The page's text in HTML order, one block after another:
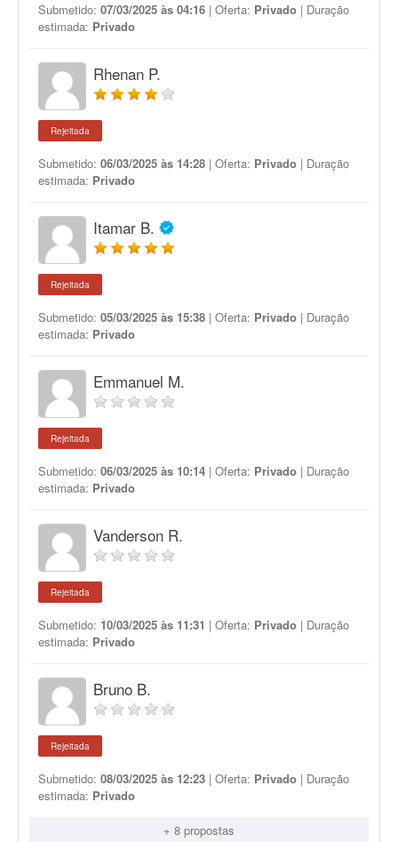
Submetido: 07/03/2025 às 04:16 | Oferta: Privado | Duração
estimada: Privado
Rhenan P.
Rejeitada
Submetido: 06/03/2025 às 14:28 | Oferta: Privado | Duração
estimada: Privado
Itamar B.
Rejeitada
Submetido: 05/03/2025 às 15:38 | Oferta: Privado | Duração
estimada: Privado
Emmanuel M.
Rejeitada
Submetido: 06/03/2025 às 10:14 | Oferta: Privado | Duração
estimada: Privado
Vanderson R.
Rejeitada
Submetido: 10/03/2025 às 11:31 | Oferta: Privado | Duração
estimada: Privado
Bruno B.
Rejeitada
Submetido: 08/03/2025 às 12:23 | Oferta: Privado | Duração
estimada: Privado
+ 8 propostas